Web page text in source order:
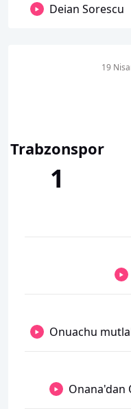
Deian Sorescu
Trabzonspor
1
19
Onuachu
Onana'dan